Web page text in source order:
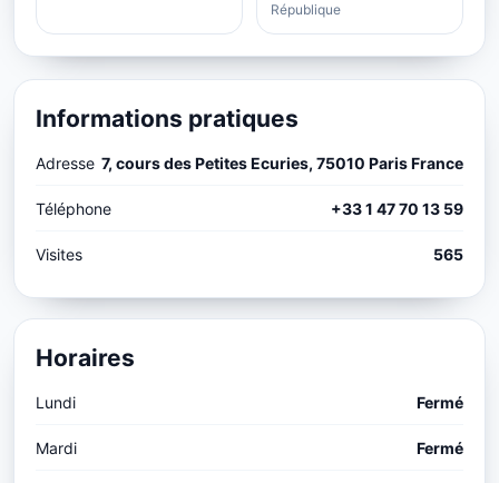
République
Informations pratiques
Adresse 7, cours des Petites Ecuries, 75010 Paris France
Téléphone +33 1 47 70 13 59
Visites 565
Horaires
Lundi Fermé
Mardi Fermé